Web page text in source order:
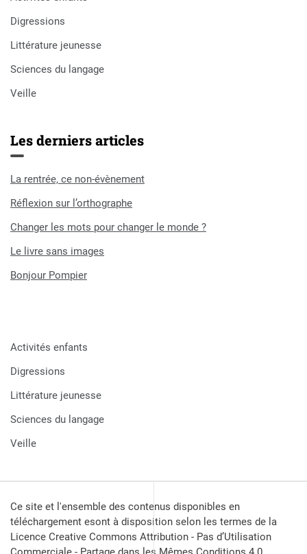
Digressions
Littérature jeunesse
Sciences du langage
Veille
Les derniers articles
La rentrée, ce non-évènement
Réflexion sur l’orthographe
Changer les mots pour changer le monde ?
Le livre sans images
Bonjour Pompier
Activités enfants
Digressions
Littérature jeunesse
Sciences du langage
Veille
Ce site et l'ensemble des contenus disponibles en
téléchargement esont à disposition selon les termes de la
Licence Creative Commons Attribution - Pas d’Utilisation